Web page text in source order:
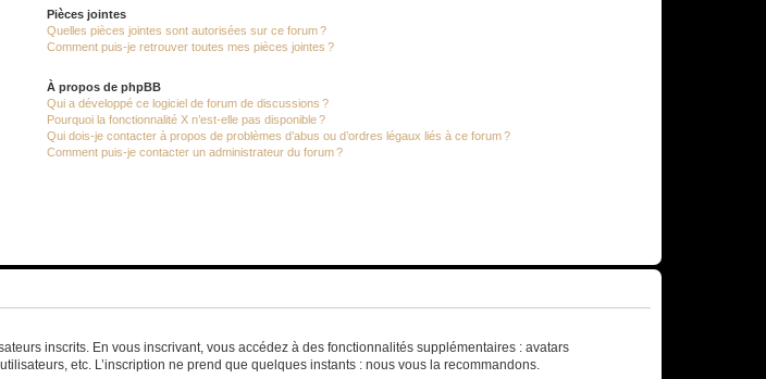
Pièces jointes
Quelles pièces jointes sont autorisées sur ce forum ?
Comment puis-je retrouver toutes mes pièces jointes ?
À propos de phpBB
Qui a développé ce logiciel de forum de discussions ?
Pourquoi la fonctionnalité X n’est-elle pas disponible ?
Qui dois-je contacter à propos de problèmes d’abus ou d’ordres légaux liés à ce forum ?
Comment puis-je contacter un administrateur du forum ?
inscrits. En vous inscrivant, vous accédez à des fonctionnalités supplémentaires : avatars
etc. L’inscription ne prend que quelques instants : nous vous la recommandons.